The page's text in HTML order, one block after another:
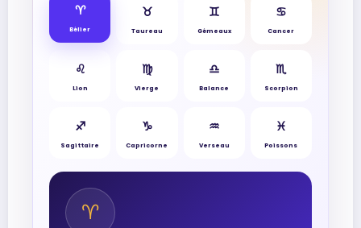
♈︎
Bélier
♉︎
Taureau
♊︎
Gémeaux
♋︎
Cancer
♌︎
Lion
♍︎
Vierge
♎︎
Balance
♏︎
Scorpion
♐︎
Sagittaire
♑︎
Capricorne
♒︎
Verseau
♓︎
Poissons
♈︎